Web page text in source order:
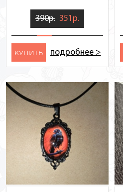
390р. 351р.
KУПИТЬ подробнее >